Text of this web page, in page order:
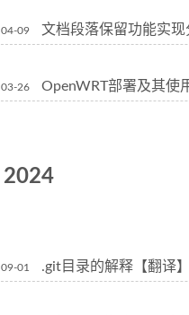
04-09 文档段落保留功能实
03-26 OpenWRT部署及其使
2024
09-01 .git目录的解释【翻译】